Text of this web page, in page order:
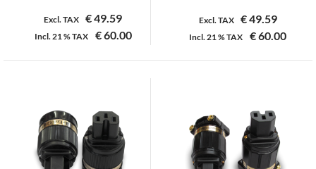
Excl. TAX €49.59
Incl.21 %TAX €60.00
Excl. TAX €49.59
Incl.21 %TAX €60.00